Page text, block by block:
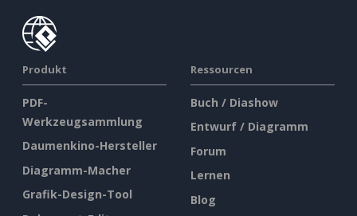
Produkt
PDF-
Werkzeugsammlung
Daumenkino-Hersteller
Diagramm-Macher
Grafik-Design-Tool
Ressourcen
Buch / Diashow
Entwurf / Diagramm
Forum
Lernen
Blog